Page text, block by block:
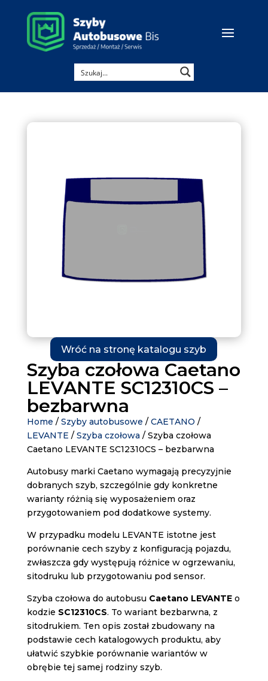
Wróć na stronę katalogu szyb
Szyba czołowa Caetano
LEVANTE SC12310CS –
bezbarwna
Home / Szyby autobusowe / CAETANO /
LEVANTE / Szyba czołowa / Szyba czołowa
Caetano LEVANTE SC12310CS – bezbarwna
Autobusy marki Caetano wymagają precyzyjnie
dobranych szyb, szczególnie gdy konkretne
warianty różnią się wyposażeniem oraz
przygotowaniem pod dodatkowe systemy.
W przypadku modelu LEVANTE istotne jest
porównanie cech szyby z konfiguracją pojazdu,
zwłaszcza gdy występują różnice w ogrzewaniu,
sitodruku lub przygotowaniu pod sensor.
Szyba czołowa do autobusu Caetano LEVANTEo
kodzie SC12310CS. To wariant bezbarwna, z
sitodrukiem. Ten opis został zbudowany na
podstawie cech katalogowych produktu, aby
ułatwić szybkie porównanie wariantów w
obrębie tej samej rodziny szyb.